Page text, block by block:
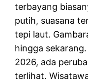
terbayang
putih, suasana
tepi laut.
hingga
2026, ada
terlihat.